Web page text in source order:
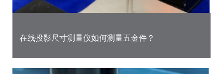
在线投影尺寸测量仪如何测量五金件？